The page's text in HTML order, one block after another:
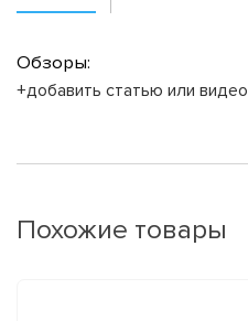
Обзоры:
+добавить статью или видео
Похожие товары